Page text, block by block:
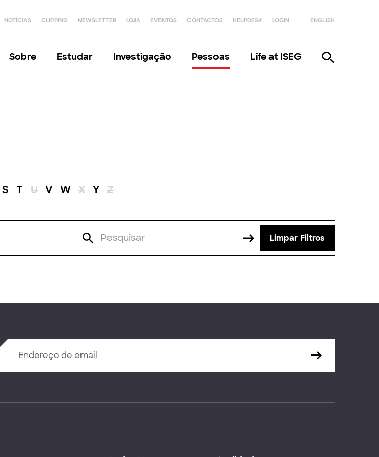
NOTÍCIAS CLIPPING NEWSLETTER LOJA EVENTOS CONTACTOS HELPDESK LOGIN ENGLISH
Sobre Estudar Investigação Pessoas Life at ISEG
S T U V W X Y Z
Limpar Filtros